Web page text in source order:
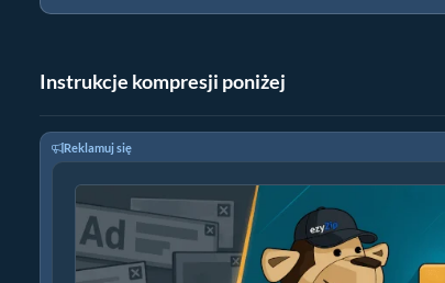
Instrukcje kompresji poniżej
Reklamuj się